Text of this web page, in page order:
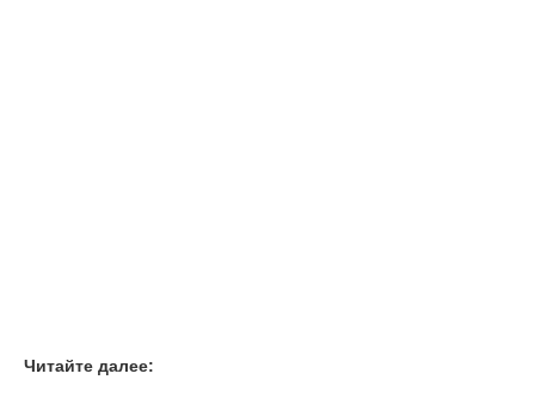
Читайте далее: